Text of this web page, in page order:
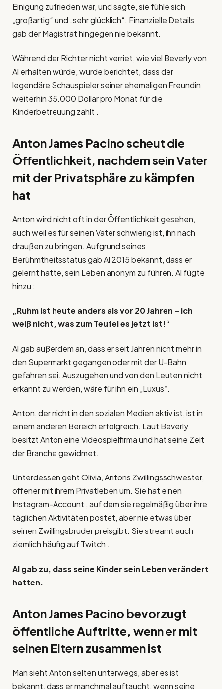
Einigung zufrieden war, und sagte, sie fühle sich
„großartig“ und „sehr glücklich“. Finanzielle Details
gab der Magistrat hingegen nie bekannt.
Während der Richter nicht verriet, wie viel Beverly von
Al erhalten würde, wurde berichtet, dass der
legendäre Schauspieler seiner ehemaligen Freundin
weiterhin 35.000 Dollar pro Monat für die
Kinderbetreuung zahlt .
Anton James Pacino scheut die
Öffentlichkeit, nachdem sein Vater
mit der Privatsphäre zu kämpfen
hat
Anton wird nicht oft in der Öffentlichkeit gesehen,
auch weil es für seinen Vater schwierig ist, ihn nach
draußen zu bringen. Aufgrund seines
Berühmtheitsstatus gab Al 2015 bekannt, dass er
gelernt hatte, sein Leben anonym zu führen. Al fügte
hinzu :
„Ruhm ist heute anders als vor 20 Jahren – ich
weiß nicht, was zum Teufel es jetzt ist!“
Al gab außerdem an, dass er seit Jahren nicht mehr in
den Supermarkt gegangen oder mit der U-Bahn
gefahren sei. Auszugehen und von den Leuten nicht
erkannt zu werden, wäre für ihn ein „Luxus“.
Anton, der nicht in den sozialen Medien aktiv ist, ist in
einem anderen Bereich erfolgreich. Laut Beverly
besitzt Anton eine Videospielfirma und hat seine Zeit
der Branche gewidmet.
Unterdessen geht Olivia, Antons Zwillingsschwester,
offener mit ihrem Privatleben um. Sie hat einen
Instagram-Account , auf dem sie regelmäßig über ihre
täglichen Aktivitäten postet, aber nie etwas über
seinen Zwillingsbruder preisgibt. Sie streamt auch
ziemlich häufig auf Twitch .
Al gab zu, dass seine Kinder sein Leben verändert
hatten.
Anton James Pacino bevorzugt
öffentliche Auftritte, wenn er mit
seinen Eltern zusammen ist
Man sieht Anton selten unterwegs, aber es ist
bekannt, dass er manchmal auftaucht, wenn seine